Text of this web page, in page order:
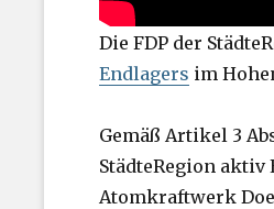
Die FDP der
Endlagers im
Gemäß Artikel 3
StädteRegion aktiv
Atomkraftwerk